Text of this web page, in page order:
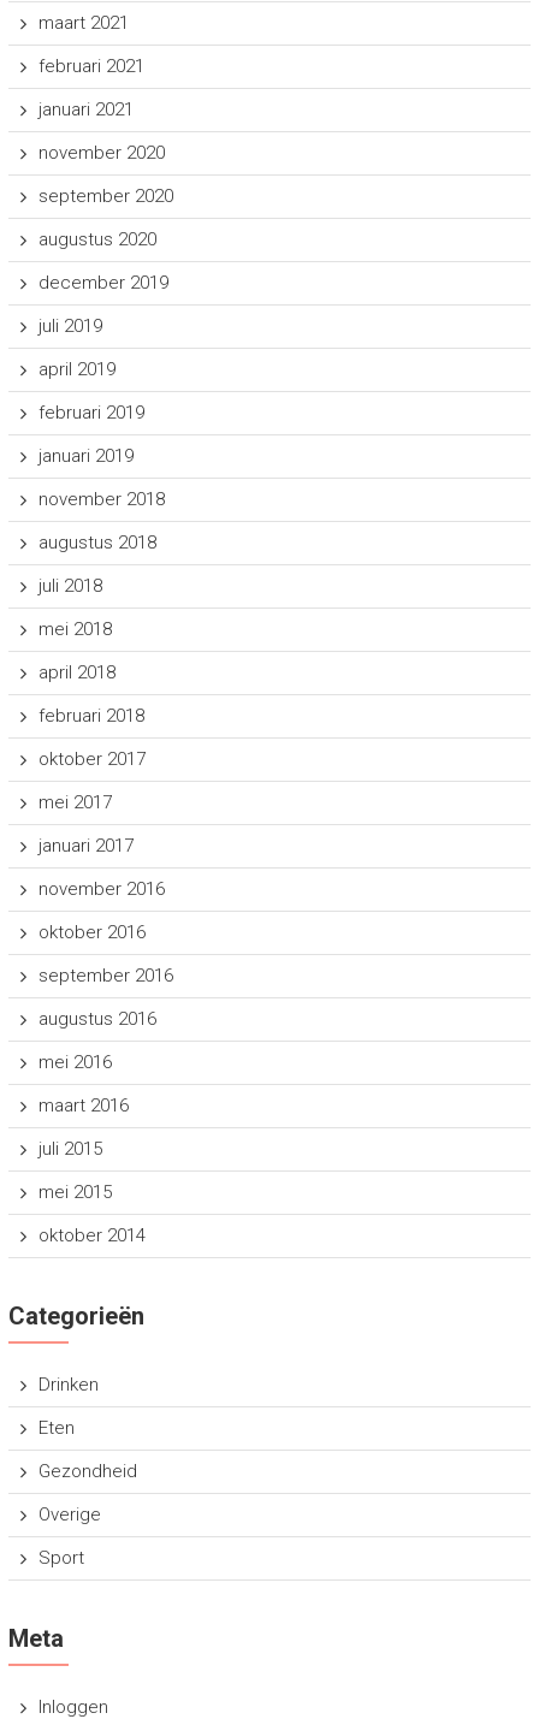
maart 2021
februari 2021
januari 2021
november 2020
september 2020
augustus 2020
december 2019
juli 2019
april 2019
februari 2019
januari 2019
november 2018
augustus 2018
juli 2018
mei 2018
april 2018
februari 2018
oktober 2017
mei 2017
januari 2017
november 2016
oktober 2016
september 2016
augustus 2016
mei 2016
maart 2016
juli 2015
mei 2015
oktober 2014
Categorieën
Drinken
Eten
Gezondheid
Overige
Sport
Meta
Inloggen